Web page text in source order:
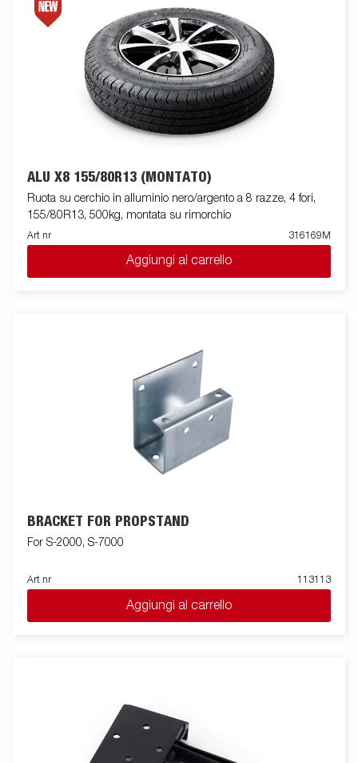
ALU X8 155/80R13 (MONTATO)
Ruota su cerchio in alluminio nero/argento a 8 razze, 4 fori,
155/80R13, 500kg, montata su rimorchio
Art nr 316169M
Aggiungi al carrello
BRACKET FOR PROPSTAND
For S-2000, S-7000
Art nr 113113
Aggiungi al carrello